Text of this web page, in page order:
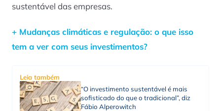
sustentável das empresas.
+ Mudanças climáticas e regulação: o que isso
tem a ver com seus investimentos?
Leia também
“O investimento sustentável é mais
sofisticado do que o tradicional”, diz
Fábio Alperowitch